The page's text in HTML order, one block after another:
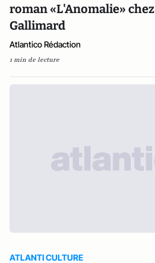
roman «L'Anomalie» chez
Gallimard
Atlantico Rédaction
1 min de lecture
ATLANTI CULTURE